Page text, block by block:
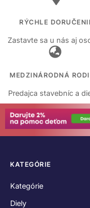
RÝCHLE
Zastavte sa u nás aj
MEDZINÁRODNÁ
Predajca stavebníc a
KATEGÓRIE
Kategórie
Diely